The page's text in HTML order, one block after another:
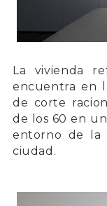
La vivienda
encuentra en
de corte
de los 60 en
entorno de la
ciudad.